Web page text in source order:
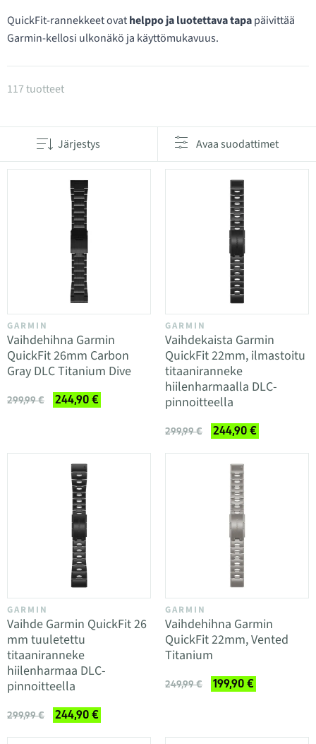
QuickFit-rannekkeet ovathelppo ja luotettava tapapäivittää
Garmin-kellosi ulkonäkö ja käyttömukavuus.
Tuotteet kategoriassa QuickFit kellon rannekkeet
117 tuotteet
Järjestys Avaa suodattimet
GARMIN
Vaihdehihna Garmin
QuickFit 26mm Carbon
Gray DLC Titanium Dive
299,99 € 244,90 €
GARMIN
Vaihdekaista Garmin
QuickFit 22mm, ilmastoitu
titaaniranneke
hiilenharmaalla DLC-
pinnoitteella
299,99 € 244,90 €
GARMIN
Vaihde Garmin QuickFit 26
mm tuuletettu
titaaniranneke
hiilenharmaa DLC-
pinnoitteella
299,99 € 244,90 €
GARMIN
Vaihdehihna Garmin
QuickFit 22mm, Vented
Titanium
249,99 € 199,90 €